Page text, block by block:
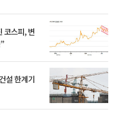
코스피, 변
설 한계기